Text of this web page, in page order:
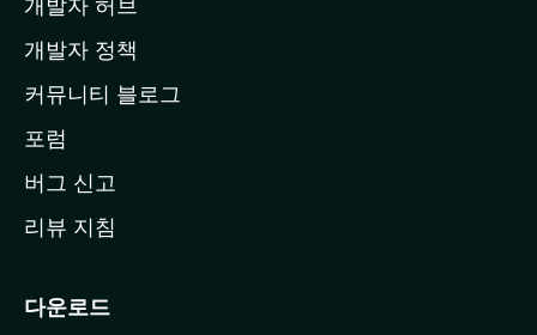
이
지
이
동
개발자 허브
개발자 정책
커뮤니티 블로그
포럼
버그 신고
리뷰 지침
다운로드